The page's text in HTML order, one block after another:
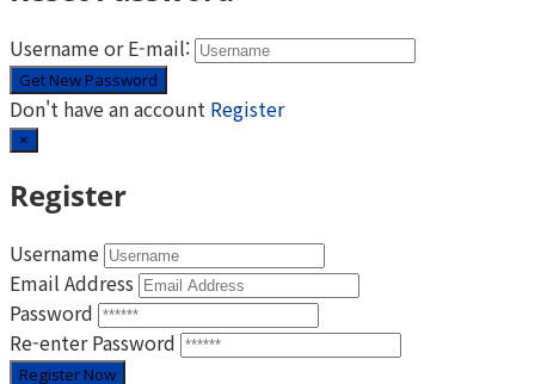
Username or E-mail:
Don't have an account Register
×
Register
Username
Email Address
Password
Re-enter Password